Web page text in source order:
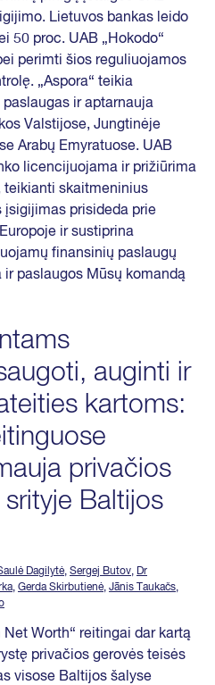
Lietuvos bankas leido
50 proc. UAB „Hokodo“
perimti šios reguliuojamos
„Aspora“ teikia
ir aptarnauja
Valstijose, Jungtinėje
Arabų Emyratuose. UAB
licencijuojama ir prižiūrima
teikianti skaitmeninius
įsigijimas prisideda prie
ir sustiprina
finansinių paslaugų
paslaugos Mūsų komandą
auginti ir
kartoms:
privačios
Baltijos
Dagilytė, Sergej Butov, Dr
, Gerda Skirbutienė, Jānis Taukačs,
Worth“ reitingai dar kartą
privačios gerovės teisės
visose Baltijos šalyse